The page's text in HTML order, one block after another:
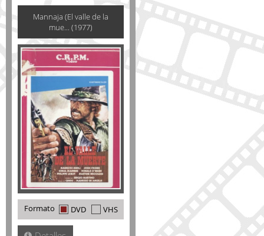
Mannaja (El valle de la
mue... (1977)
Formato DVD VHS